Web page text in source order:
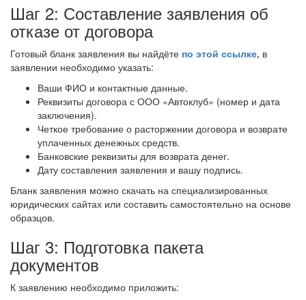
Шаг 2: Составление заявления об
отказе от договора
Готовый бланк заявления вы найдёте по этой ссылке, в
заявлении необходимо указать:
Ваши ФИО и контактные данные.
Реквизиты договора с ООО «Автоклуб» (номер и дата
заключения).
Четкое требование о расторжении договора и возврате
уплаченных денежных средств.
Банковские реквизиты для возврата денег.
Дату составления заявления и вашу подпись.
Бланк заявления можно скачать на специализированных
юридических сайтах или составить самостоятельно на основе
образцов.
Шаг 3: Подготовка пакета
документов
К заявлению необходимо приложить: